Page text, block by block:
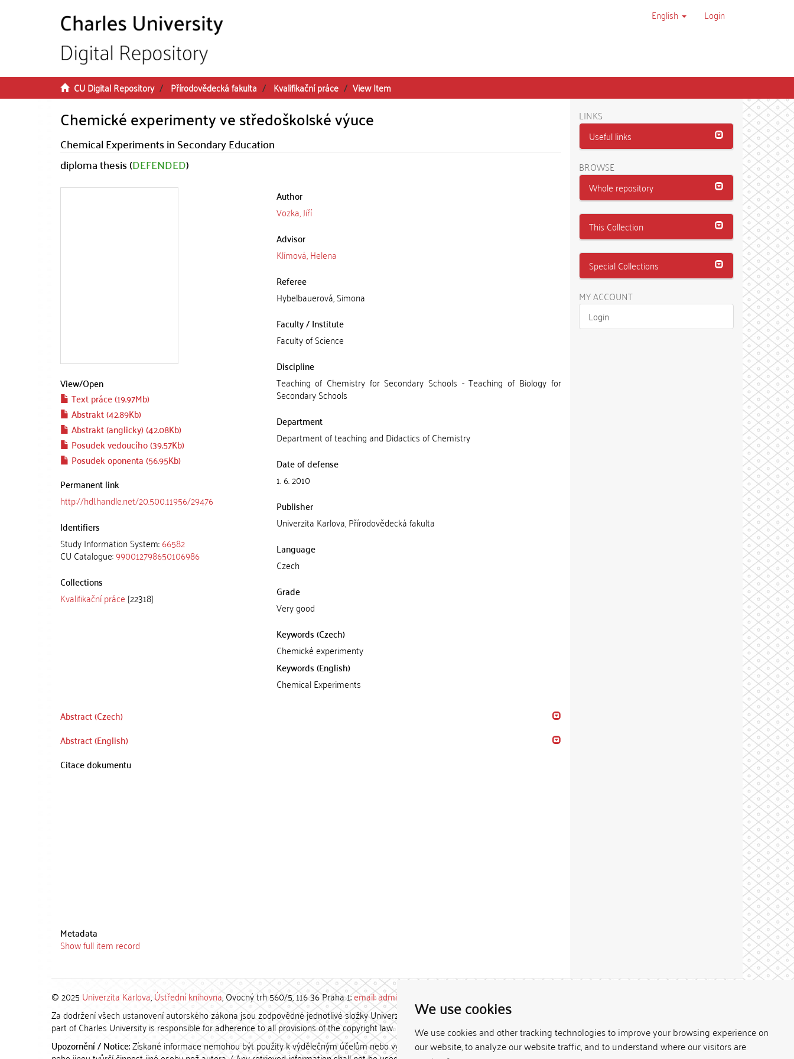
We use cookies
We use cookies and other tracking technologies to improve your browsing experience on
our website, to analyze our website traffic, and to understand where our visitors are
English Login
CU Digital Repository Přírodovědecká fakulta Kvalifikační práce View Item
Chemické experimenty ve středoškolské výuce
Chemical Experiments in Secondary Education
diploma thesis (DEFENDED)
View/Open
Text práce (19.97Mb)
Abstrakt (42.89Kb)
Abstrakt (anglicky) (42.08Kb)
Posudek vedoucího (39.57Kb)
Posudek oponenta (56.95Kb)
Permanent link
http://hdl.handle.net/20.500.11956/29476
Identifiers
Study Information System:66582
CU Catalogue:990012798650106986
Collections
Kvalifikační práce [22318]
Author
Vozka, Jiří
Advisor
Klímová, Helena
Referee
Hybelbauerová, Simona
Faculty / Institute
Faculty of Science
Discipline
Teaching of Chemistry for Secondary Schools - Teaching of Biology for
Secondary Schools
Department
Department of teaching and Didactics of Chemistry
Date of defense
1. 6. 2010
Publisher
Univerzita Karlova, Přírodovědecká fakulta
Language
Czech
Grade
Very good
Keywords (Czech)
Chemické experimenty
Keywords (English)
Chemical Experiments
Abstract (Czech)
Abstract (English)
Citace dokumentu
Metadata
Show full item record
LINKS
Useful links
BROWSE
Whole repository
This Collection
Special Collections
MY ACCOUNT
Login
© 2025 Univerzita Karlova,Ústřední knihovna, Ovocný trh 560/5, 116 36 Praha 1;email: admin-repozitar [at] cuni.cz
Za dodržení všech ustanovení autorského zákona jsou zodpovědné jednotlivé složky Univerzity Karlovy. / Each constituent
part of Charles University is responsible for adherence to all provisions of the copyright law.
Upozornění / Notice:Získané informace nemohou být použity k výdělečným účelům nebo vydávány za studijní, vědeckou